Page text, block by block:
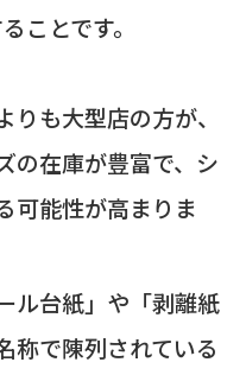
ことです。
りも大型店の方が、
の在庫が豊富で、シ
可能性が高まりま
ル台紙」や「剥離紙
称で陳列されている